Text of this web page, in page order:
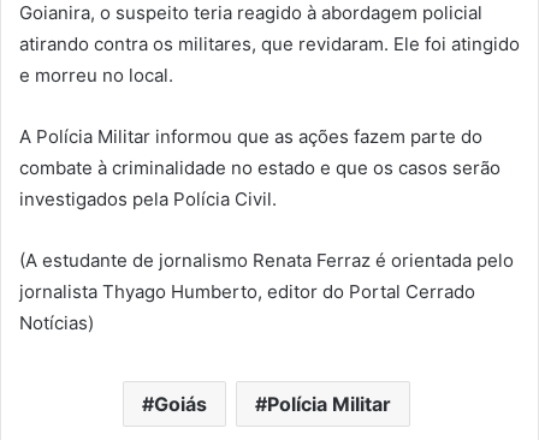
Goianira, o suspeito teria reagido à abordagem policial
atirando contra os militares, que revidaram. Ele foi atingido
e morreu no local.
A Polícia Militar informou que as ações fazem parte do
combate à criminalidade no estado e que os casos serão
investigados pela Polícia Civil.
(A estudante de jornalismo Renata Ferraz é orientada pelo
jornalista Thyago Humberto, editor do Portal Cerrado
Notícias)
Goiás Polícia Militar